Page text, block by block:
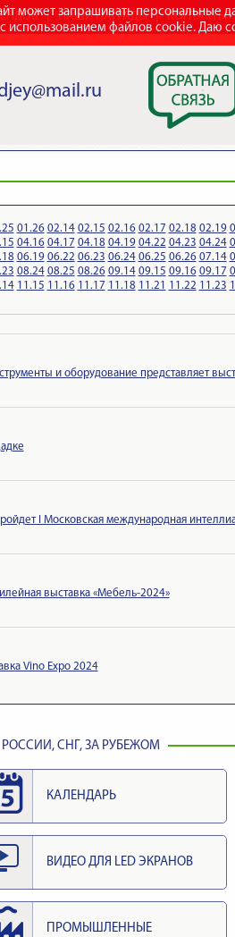
может запрашивать персональные
с использованием файлов cookie. Даю
НАШИ НАГРАДЫ КОНТАКТЫ
01.26 02.14 02.15 02.16 02.17 02.18 02.19
04.16 04.17 04.18 04.19 04.22 04.23 04.24
06.19 06.22 06.23 06.24 06.25 06.26 07.14
08.24 08.25 08.26 09.14 09.15 09.16 09.17
11.15 11.16 11.17 11.18 11.21 11.22 11.23
и оборудование представляет
I Московская международная
выставка «Мебель-2024»
Vino Expo 2024
СНГ, ЗА РУБЕЖОМ
КАЛЕНДАРЬ
ВИДЕО ДЛЯ LED ЭКРАНОВ
ПРОМЫШЛЕННЫЕ